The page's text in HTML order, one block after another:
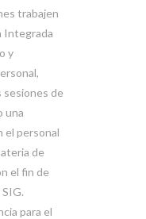
trabajen
Integrada
y
sesiones de
una
el personal
de
el fin de
para el